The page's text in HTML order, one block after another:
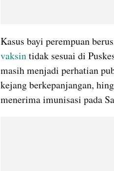
vaksin tidak sesuai di
masih menjadi perhatian
kejang berkepanjangan,
menerima imunisasi pada